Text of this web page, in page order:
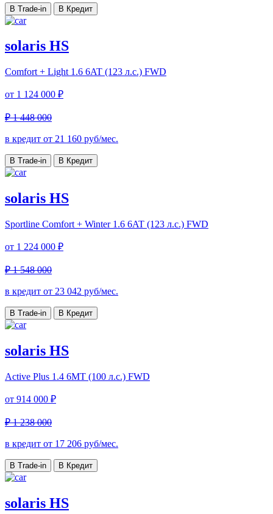
В Trade-in В Кредит
solaris HS
Comfort + Light 1.6 6AT (123 л.с.) FWD
от 1 124 000 ₽
₽ 1 448 000
в кредит от 21 160 руб/мес.
В Trade-in В Кредит
solaris HS
Sportline Comfort + Winter 1.6 6AT (123 л.с.) FWD
от 1 224 000 ₽
₽ 1 548 000
в кредит от 23 042 руб/мес.
В Trade-in В Кредит
solaris HS
Active Plus 1.4 6MT (100 л.с.) FWD
от 914 000 ₽
₽ 1 238 000
в кредит от 17 206 руб/мес.
В Trade-in В Кредит
solaris HS